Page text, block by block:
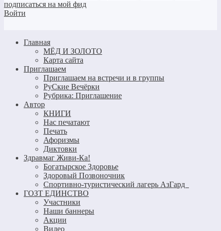
Войти
Главная
МЁД И ЗОЛОТО
Карта сайта
Приглашаем
Приглашаем на встречи и в группы
РуСкие Вечёрки
Рубрика: Приглашение
Автор
КНИГИ
Нас печатают
Печать
Афоризмы
Диктовки
Здравмаг Живи-Ка!
Богатырское Здоровье
Здоровый Позвоночник
Спортивно-туристический лагерь АзГард
ГОЗТ ЕДИНСТВО
Участники
Наши баннеры
Акции
Видео